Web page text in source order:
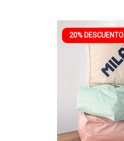
20% DESCUENTO